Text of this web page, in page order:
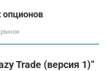
опционов
Trade (версия 1)”